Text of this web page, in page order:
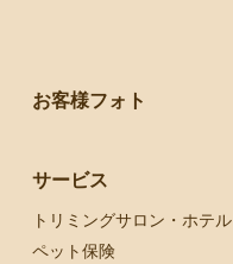
お客様フォト
サービス
トリミングサロン・ホテル
ペット保険